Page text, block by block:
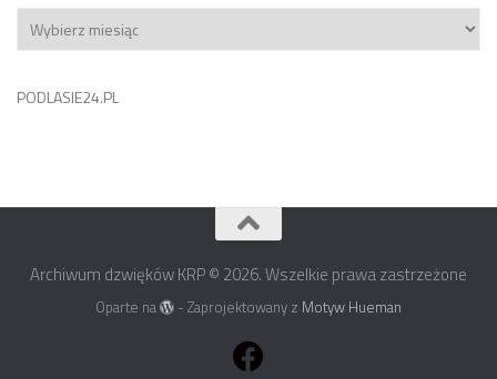
Archiwum
PODLASIE24.PL
Archiwum dzwięków KRP © 2026. Wszelkie prawa zastrzeżone
Oparte na - Zaprojektowany z Motyw Hueman